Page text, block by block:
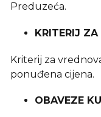
Preduzeća.
KRITERIJ ZA
Kriterij za
ponuđena cijena.
OBAVEZE